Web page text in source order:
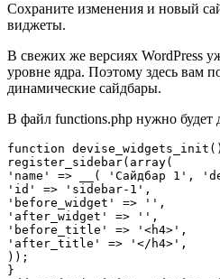
Сохраните изменения и новый
виджеты.
В свежих же версиях WordPress
уровне ядра. Поэтому здесь вам
динамические сайдбары.
В файл functions.php нужно будет
function
register_sidebar(array(
'name' => __( 'Сайдбар 1',
'id' => 'sidebar-1',
'before_widget' => '',
'after_widget' => '',
'before_title' => '<h4>',
'after_title' => '</h4>',
));
}